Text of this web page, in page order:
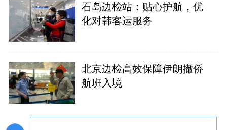
石岛边检站：贴心护航，优
化对韩客运服务
北京边检高效保障伊朗撤侨
航班入境